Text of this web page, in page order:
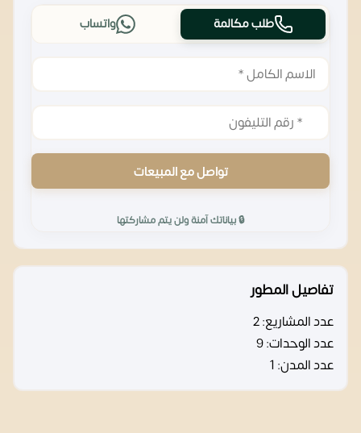
طلب مكالمة واتساب
تواصل مع المبيعات
🔒 بياناتك آمنة ولن يتم مشاركتها
تفاصيل المطور
عدد المشاريع:2
عدد الوحدات:9
عدد المدن: 1